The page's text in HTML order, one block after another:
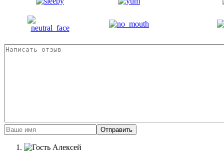
Отправить